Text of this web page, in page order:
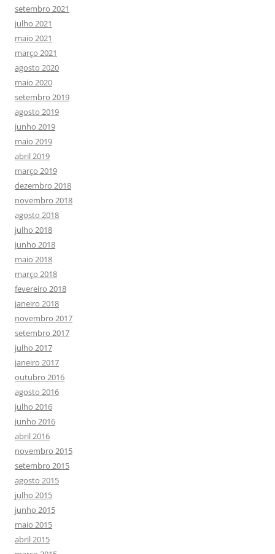
setembro 2021
julho 2021
maio 2021
março 2021
agosto 2020
maio 2020
setembro 2019
agosto 2019
junho 2019
maio 2019
abril 2019
março 2019
dezembro 2018
novembro 2018
agosto 2018
julho 2018
junho 2018
maio 2018
março 2018
fevereiro 2018
janeiro 2018
novembro 2017
setembro 2017
julho 2017
janeiro 2017
outubro 2016
agosto 2016
julho 2016
junho 2016
abril 2016
novembro 2015
setembro 2015
agosto 2015
julho 2015
junho 2015
maio 2015
abril 2015